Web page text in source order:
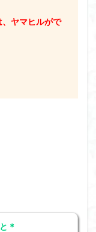
ヤマヒルがで
＊